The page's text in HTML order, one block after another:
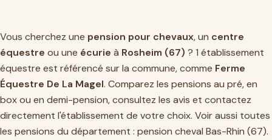
Vous cherchez une pension pour chevaux, un centre
équestre ou une écurie à Rosheim (67) ? 1 établissement
équestre est référencé sur la commune, comme Ferme
Équestre De La Magel. Comparez les pensions au pré, en
box ou en demi-pension, consultez les avis et contactez
directement l'établissement de votre choix. Voir aussi toutes
les pensions du département : pension cheval Bas-Rhin (67).